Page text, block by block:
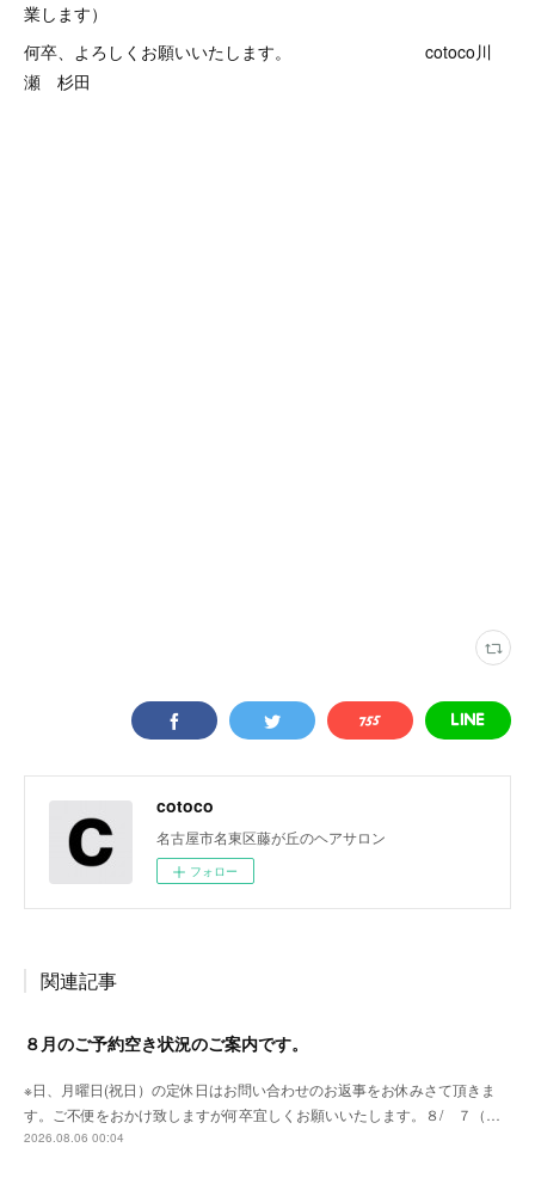
業します）
何卒、よろしくお願いいたします。 cotoco川
瀬 杉田
cotoco
名古屋市名東区藤が丘のヘアサロン
フォロー
関連記事
８月のご予約空き状況のご案内です。
※日、月曜日(祝日）の定休日はお問い合わせのお返事をお休みさて頂きま
す。ご不便をおかけ致しますが何卒宜しくお願いいたします。８/ ７（…
2026.08.06 00:04